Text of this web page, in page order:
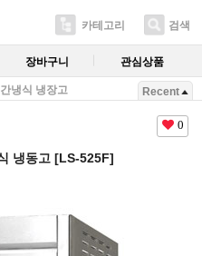
카테고리 검색
장바구니 관심상품
냉식 냉장고 Recent
0
냉동고 [LS-525F]